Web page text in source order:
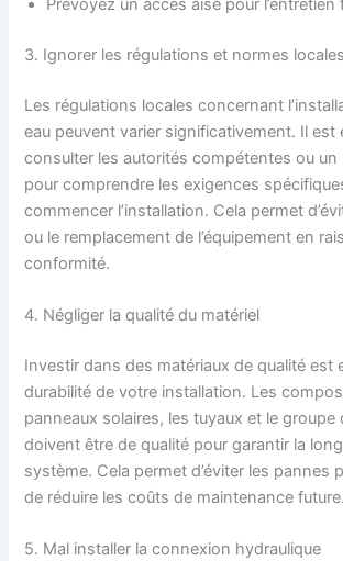
Prévoyez un accès aisé pour l’entretien
3. Ignorer les régulations et normes locales
Les régulations locales concernant
eau peuvent varier significativement. Il est
consulter les autorités compétentes ou
pour comprendre les exigences
commencer l’installation. Cela permet
ou le remplacement de l’équipement en
conformité.
4. Négliger la qualité du matériel
Investir dans des matériaux de qualité est
durabilité de votre installation. Les
panneaux solaires, les tuyaux et le groupe
doivent être de qualité pour garantir la
système. Cela permet d’éviter les pannes
de réduire les coûts de maintenance future.
5. Mal installer la connexion hydraulique